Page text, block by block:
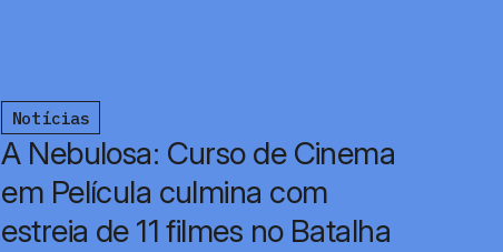
Notícias
A Nebulosa: Curso de Cinema
em Película culmina com
estreia de 11 filmes no Batalha